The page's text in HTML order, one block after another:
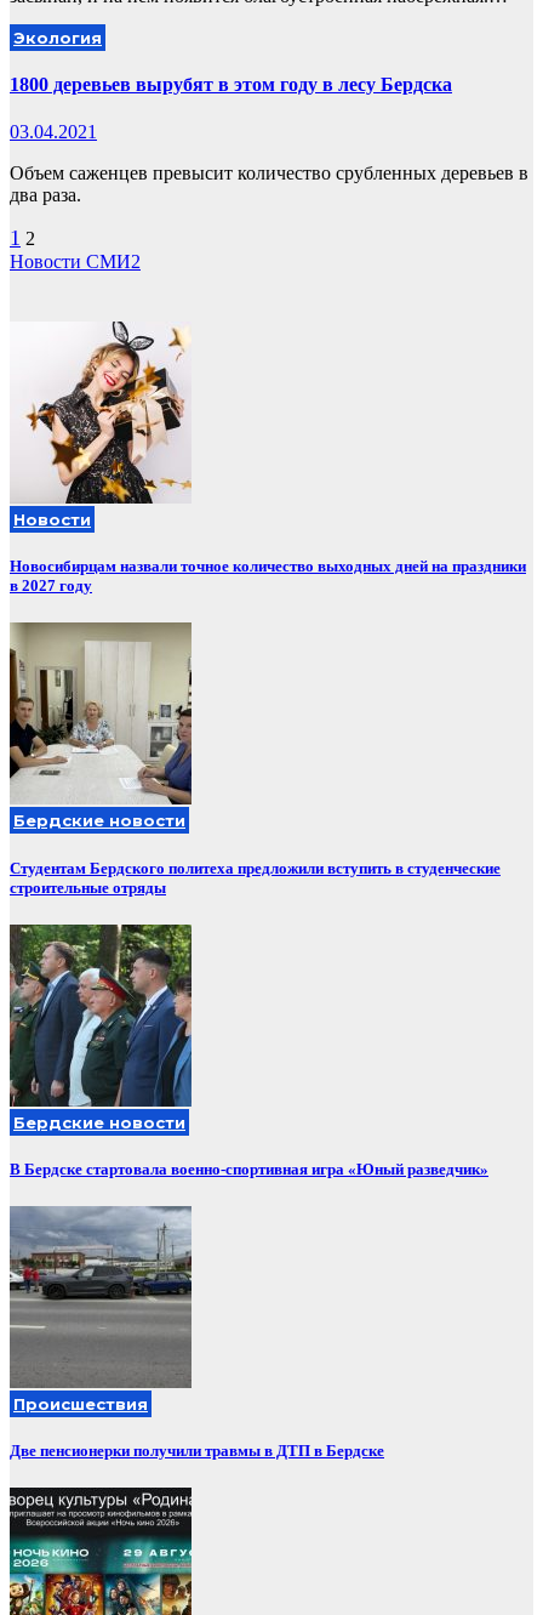
Экология
1800 деревьев вырубят в этом году в лесу Бердска
03.04.2021
Объем саженцев превысит количество срубленных деревьев в
два раза.
Пагинация
записей
1 2
Новости СМИ2
Новости
Новосибирцам назвали точное количество выходных дней на праздники
в 2027 году
Бердские новости
Студентам Бердского политеха предложили вступить в студенческие
строительные отряды
Бердские новости
В Бердске стартовала военно-спортивная игра «Юный разведчик»
Происшествия
Две пенсионерки получили травмы в ДТП в Бердске